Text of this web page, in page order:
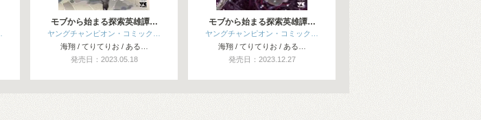
モブから始まる探索英雄譚…
ヤングチャンピオン・コミック…
海翔 / てりてりお / ある…
発売日：2023.05.18
モブから始まる探索英雄譚…
ヤングチャンピオン・コミック…
海翔 / てりてりお / ある…
発売日：2023.12.27